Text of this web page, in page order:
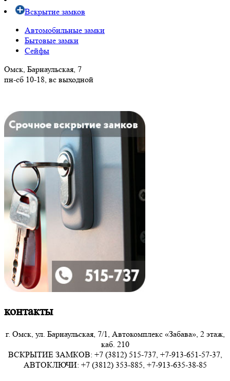
Автомобильные замки
Сейфы
Омск, Барнаульская, 7
контакты
г. Омск, ул. Барнаульская, 7/1, Автокомплекс «Забава», 2 этаж,
ВСКРЫТИЕ ЗАМКОВ: +7 (3812) 515-737, +7-913-651-57-37,
АВТОКЛЮЧИ: +7 (3812) 353-885, +7-913-635-38-85